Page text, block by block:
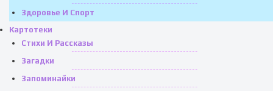
Здоровье И Спорт
Картотеки
Стихи И Рассказы
Загадки
Запоминайки